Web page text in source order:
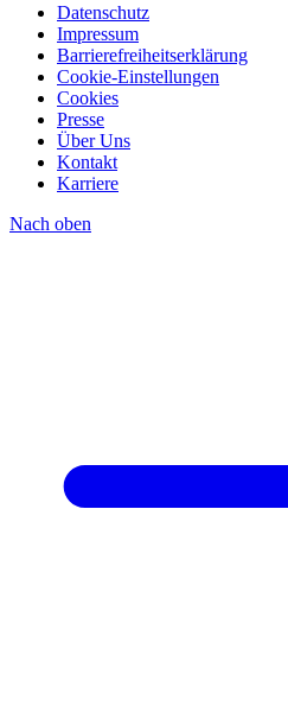
Datenschutz
Impressum
Barrierefreiheitserklärung
Cookie-Einstellungen
Cookies
Presse
Über Uns
Kontakt
Karriere
Nach oben